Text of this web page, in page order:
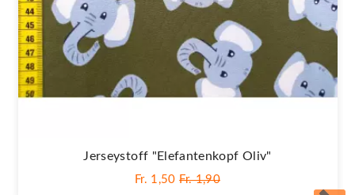
Jerseystoff "Elefantenkopf Oliv"
Fr. 1,50 Fr. 1,90